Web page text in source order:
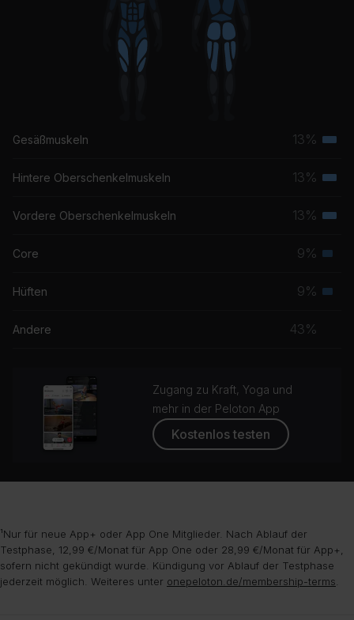
Gesäßmuskeln 13%
Hintere Oberschenkelmuskeln 13%
Vordere Oberschenkelmuskeln 13%
Core 9%
Hüften 9%
Andere 43%
Zugang zu Kraft, Yoga und
mehr in der Peloton App
Kostenlos testen
¹Nur für neue App+ oder App One Mitglieder. Nach Ablauf der
Testphase, 12,99 €/Monat für App One oder 28,99 €/Monat für App+,
sofern nicht gekündigt wurde. Kündigung vor Ablauf der Testphase
jederzeit möglich. Weiteres unter onepeloton.de/membership-terms